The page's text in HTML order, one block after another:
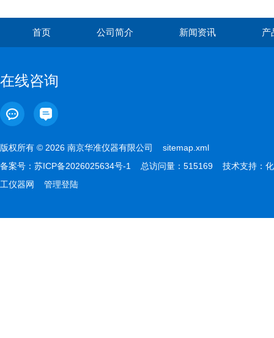
首页 公司简介 新闻资讯 产
在线咨询
版权所有 © 2026 南京华准仪器有限公司 sitemap.xml
备案号： 苏ICP备2026025634号-1 总访问量：515169 技术支持： 化
工仪器网
管理登陆